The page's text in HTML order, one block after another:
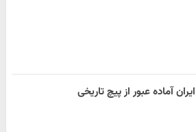
ایران آماده عبور از پیچ تاریخی